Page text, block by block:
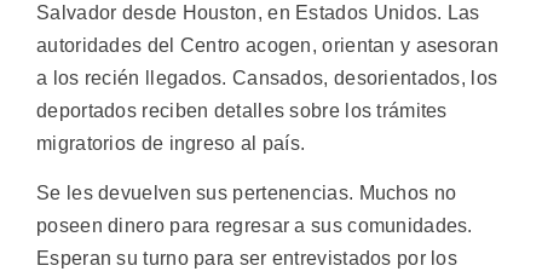
Salvador desde Houston, en Estados Unidos. Las
autoridades del Centro acogen, orientan y asesoran
a los recién llegados. Cansados, desorientados, los
deportados reciben detalles sobre los trámites
migratorios de ingreso al país.
Se les devuelven sus pertenencias. Muchos no
poseen dinero para regresar a sus comunidades.
Esperan su turno para ser entrevistados por los